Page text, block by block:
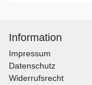
Information
Impressum
Datenschutz
Widerrufsrecht